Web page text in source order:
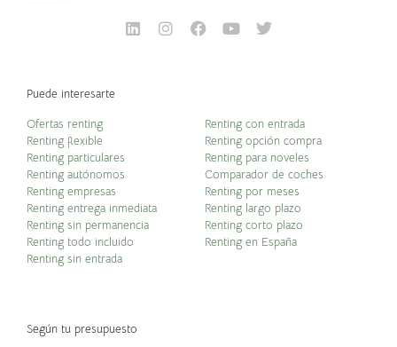
Puede interesarte
Ofertas renting
Renting flexible
Renting particulares
Renting autónomos
Renting empresas
Renting entrega inmediata
Renting sin permanencia
Renting todo incluido
Renting sin entrada
Renting con entrada
Renting opción compra
Renting para noveles
Comparador de coches
Renting por meses
Renting largo plazo
Renting corto plazo
Renting en España
Según tu presupuesto